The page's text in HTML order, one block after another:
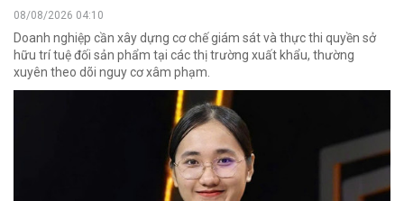
08/08/2026 04:10
Doanh nghiệp cần xây dựng cơ chế giám sát và thực thi quyền sở
hữu trí tuệ đối sản phẩm tại các thị trường xuất khẩu, thường
xuyên theo dõi nguy cơ xâm phạm.